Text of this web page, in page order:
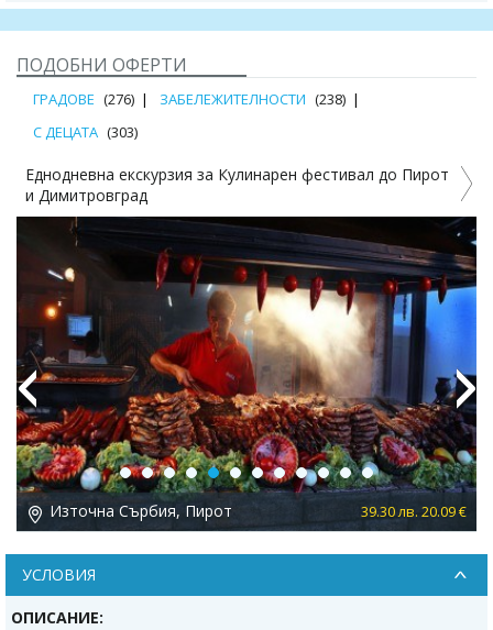
ПОДОБНИ ОФЕРТИ
ГРАДОВЕ (276) ЗАБЕЛЕЖИТЕЛНОСТИ (238)
С ДЕЦАТА (303)
Еднодневна екскурзия за Кулинарен фестивал до Пирот
и Димитровград
Източна Сърбия, Пирот 39.30 лв. 20.09 €
Previous Next
УСЛОВИЯ
ОПИСАНИЕ: